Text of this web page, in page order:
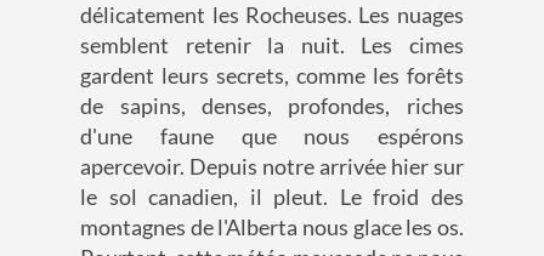
délicatement les Rocheuses. Les nuages
semblent retenir la nuit. Les cimes
gardent leurs secrets, comme les forêts
de sapins, denses, profondes, riches
d'une faune que nous espérons
apercevoir. Depuis notre arrivée hier sur
le sol canadien, il pleut. Le froid des
montagnes de l'Alberta nous glace les os.